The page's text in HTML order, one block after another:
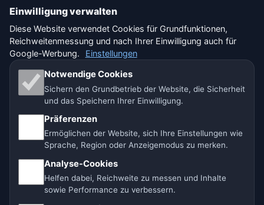
🇨🇭 Wetter Schweiz
Unsere Wetterseiten:
🇨🇿 Tschechien 🇭🇷 Kroatien 🇧🇬 Bulgarien
🇩🇪🇦🇹🇨🇭 Deutschland / Österreich / Schweiz
🌎 Lateinamerika und Spanien 🇮🇳 Süd- und Südostasien
Betreiber: Spolek Minizoo.cz z.s. | Vereins-Nr.:
Einwilligung verwalten
Diese Website verwendet Cookies für Grundfunktionen,
Reichweitenmessung und nach Ihrer Einwilligung auch für
Google-Werbung.
Einstellungen
Notwendige Cookies
Sichern den Grundbetrieb der Website, die Sicherheit
und das Speichern Ihrer Einwilligung.
Präferenzen
Ermöglichen der Website, sich Ihre Einstellungen wie
Sprache, Region oder Anzeigemodus zu merken.
Analyse-Cookies
Helfen dabei, Reichweite zu messen und Inhalte
sowie Performance zu verbessern.